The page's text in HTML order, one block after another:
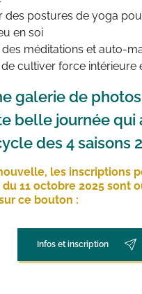
des postures de yoga
en soi
des méditations et auto-
cultiver force intérieure
belle journée qui
des 4 saisons
nouvelle, les inscriptions
11 octobre 2025 sont
ce bouton :
Infos et inscription